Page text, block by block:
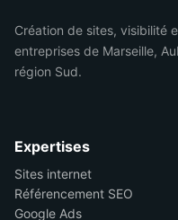
Création de sites, visibilité
entreprises de Marseille,
région Sud.
Expertises
Sites internet
Référencement SEO
Google Ads